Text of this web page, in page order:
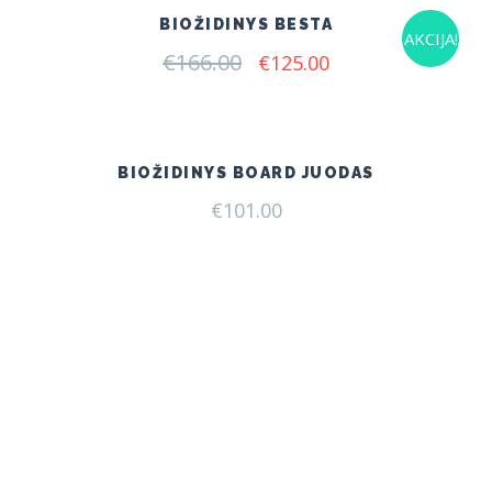
AKCIJA!
BIOŽIDINYS BESTA
€166.00 Original
€125.00Current
BIOŽIDINYS BOARD JUODAS
€101.00